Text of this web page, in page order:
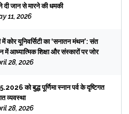
दी जान से मारने की धमकी
11, 2026
कोर यूनिवर्सिटी का ‘सनातन मंथन’: संत
में आध्यात्मिक शिक्षा और संस्कारों पर जोर
28, 2026
को बुद्ध पूर्णिमा स्नान पर्व के दृष्टिगत
व्यवस्था
28, 2026